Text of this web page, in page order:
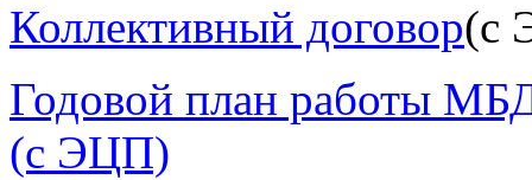
Коллективный договор(с
Годовой план работы
(с ЭЦП)